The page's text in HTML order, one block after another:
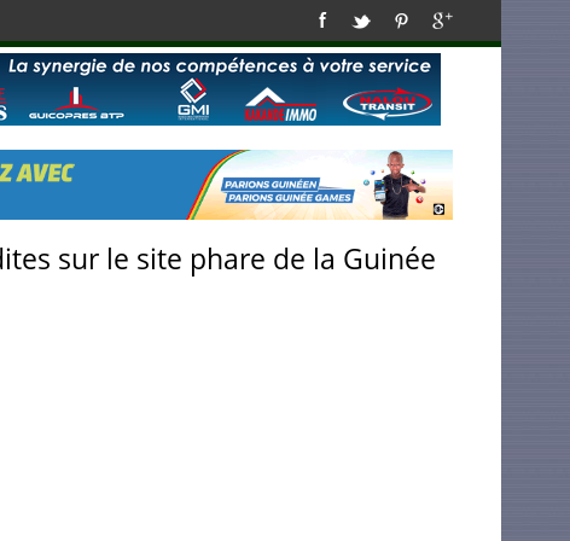
sur le site phare de la Guinée